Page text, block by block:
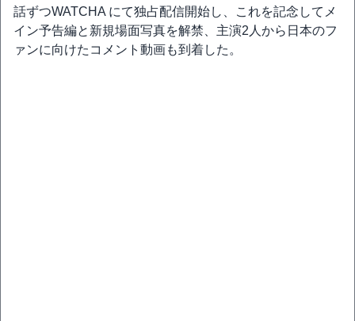
話ずつWATCHA にて独占配信開始し、これを記念してメ
イン予告編と新規場面写真を解禁、主演2人から日本のフ
ァンに向けたコメント動画も到着した。